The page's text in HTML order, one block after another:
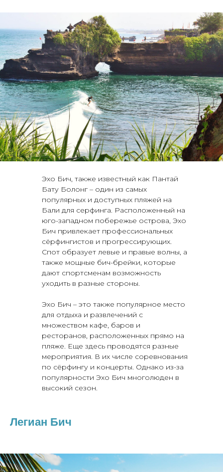
Эхо Бич, также известный как Пантай
Бату Болонг – один из самых
популярных и доступных пляжей на
Бали для серфинга. Расположенный на
юго-западном побережье острова, Эхо
Бич привлекает профессиональных
сёрфингистов и прогрессирующих.
Спот образует левые и правые волны, а
также мощные бич-брейки, которые
дают спортсменам возможность
уходить в разные стороны.
Эхо Бич – это также популярное место
для отдыха и развлечений с
множеством кафе, баров и
ресторанов, расположенных прямо на
пляже. Еще здесь проводятся разные
мероприятия. В их числе соревнования
по сёрфингу и концерты. Однако из-за
популярности Эхо Бич многолюден в
высокий сезон.
Легиан Бич